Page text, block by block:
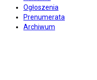
Ogłoszenia
Prenumerata
Archiwum